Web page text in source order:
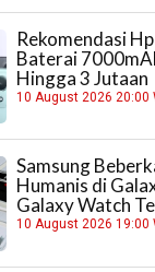
Rekomendasi
Baterai
Hingga 3 Jutaan
10 August 2026 20:00
Samsung
Humanis di
Galaxy Watch
10 August 2026 19:00